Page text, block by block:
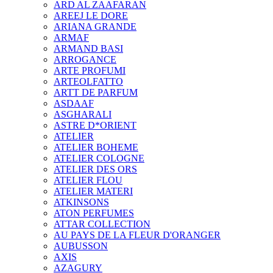
ARD AL ZAAFARAN
AREEJ LE DORE
ARIANA GRANDE
ARMAF
ARMAND BASI
ARROGANCE
ARTE PROFUMI
ARTEOLFATTO
ARTT DE PARFUM
ASDAAF
ASGHARALI
ASTRE D*ORIENT
ATELIER
ATELIER BOHEME
ATELIER COLOGNE
ATELIER DES ORS
ATELIER FLOU
ATELIER MATERI
ATKINSONS
ATON PERFUMES
ATTAR COLLECTION
AU PAYS DE LA FLEUR D'ORANGER
AUBUSSON
AXIS
AZAGURY